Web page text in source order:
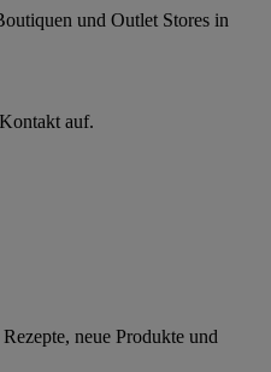
und Outlet Stores in
auf.
neue Produkte und